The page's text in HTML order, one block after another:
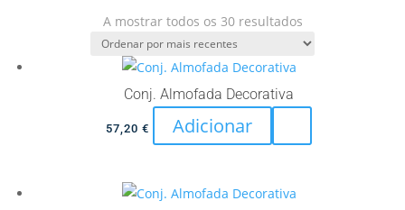
A mostrar todos os 30 resultadosOrdenado
por
Conj. Almofada Decorativa
57,20 € Adicionar